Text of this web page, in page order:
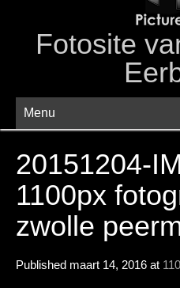
Fotosite
Menu
20151204-
1100px
zwolle
Published maart 14, 2016 at